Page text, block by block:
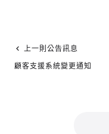
上一則公告訊息
顧客支援系統變更通知